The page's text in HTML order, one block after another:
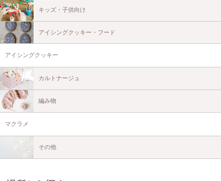
キッズ・子供向け
アイシングクッキー・フード
アイシングクッキー
カルトナージュ
編み物
マクラメ
その他